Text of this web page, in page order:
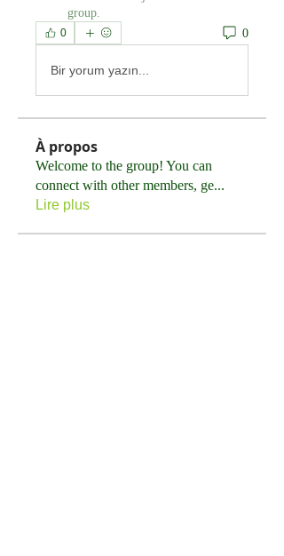
group.
0 0
Bir yorum yazın...
À propos
Welcome to the group! You can
connect with other members, ge...
Lire plus